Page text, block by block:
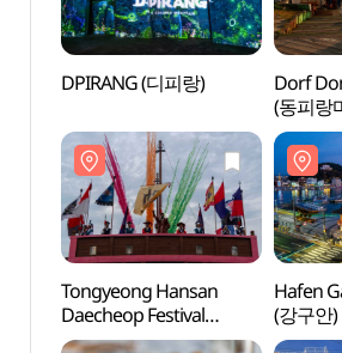
DPIRANG (디피랑)
Dorf
(동피랑
Tongyeong Hansan
Daecheop Festival
(통영한산대첩축제)
Hafen
(강구안)